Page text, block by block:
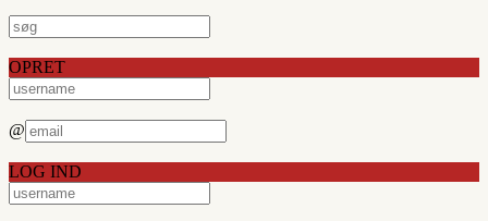
OPRET
@
LOG IND